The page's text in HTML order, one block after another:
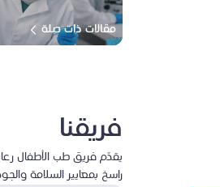
مقالات ذات صلة
فريقنا
يقدّم فريق طب الأطفال
راسخ بمعايير السلامة